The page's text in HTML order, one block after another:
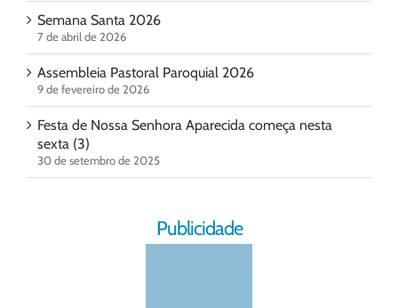
Semana Santa 2026
7 de abril de 2026
Assembleia Pastoral Paroquial 2026
9 de fevereiro de 2026
Festa de Nossa Senhora Aparecida começa nesta
sexta (3)
30 de setembro de 2025
Publicidade